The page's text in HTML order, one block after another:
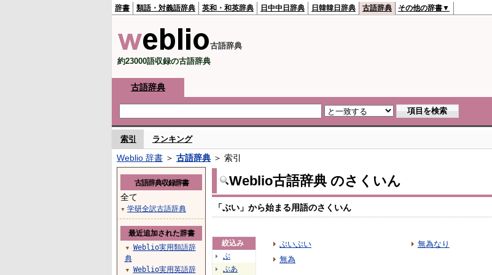
辞書 類語・対義語辞典 英和・和英辞典 日中中日辞典 日韓韓日辞典 古語辞典 その他の辞書▼
古語辞典
約23000語収録の古語辞典
古語辞典
索引 ランキング
Weblio 辞書 ＞ 古語辞典 ＞ 索引
Weblio古語辞典 のさくいん
「ぶい」から始まる用語のさくいん
絞込み
ぶ
ぶあ
ぶいぶい
無為
無為なり
古語辞典収録辞書
全て
▼ 学研全訳古語辞典
最近追加された辞書
▼
Weblio実用類語辞
典
▼ Weblio実用英語辞